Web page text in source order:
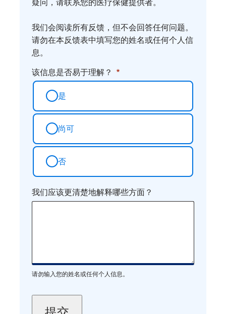
想
我们会阅读所有反馈，但不会回答任何问题。
请勿在本反馈表中填写您的姓名或任何个人信
息。
该信息是否易于理解？
是
尚可
否
我们应该更清楚地解释哪些方面？
请勿输入您的姓名或任何个人信息。